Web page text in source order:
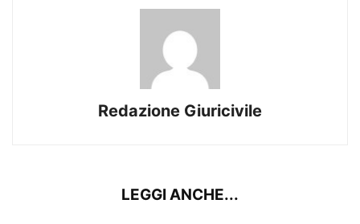
Redazione Giuricivile
LEGGI ANCHE...